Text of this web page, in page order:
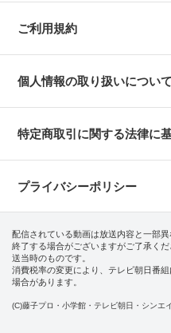
ご利用規約
個人情報の取り扱いについて
特定商取引に関する法律に
プライバシーポリシー
配信されている動画は放送内容と一部
終了する場合がございますがご了承く
送当時のものです。
消費税率の変更により、テレビ朝日番
場合があります。
(C)藤子プロ・小学館・テレビ朝日・シンエ